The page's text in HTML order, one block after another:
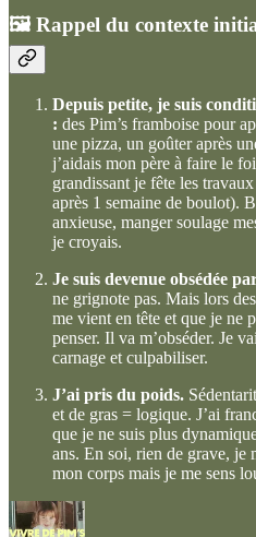
🖼️ Rappel du contexte
Depuis petite, je suis
: des Pim’s framboise pour
une pizza, un goûter après
j’aidais mon père à faire le
grandissant je fête les
après 1 semaine de boulot).
anxieuse, manger soulage
je croyais.
Je suis devenue obsédée
ne grignote pas. Mais lors
me vient en tête et que je ne
penser. Il va m’obséder. Je
carnage et culpabiliser.
J’ai pris du poids.
et de gras = logique. J’ai
que je ne suis plus
ans. En soi, rien de grave, je
mon corps mais je me sens